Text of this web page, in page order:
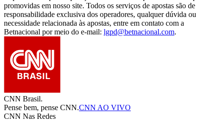
promovidas em nosso site. Todos os serviços de apostas são de
responsabilidade exclusiva dos operadores, qualquer dúvida ou
necessidade relacionada às apostas, entre em contato com a
Betnacional por meio do e-mail: lgpd@betnacional.com.
CNN Brasil.
Pense bem, pense CNN.CNN AO VIVO
CNN Nas Redes